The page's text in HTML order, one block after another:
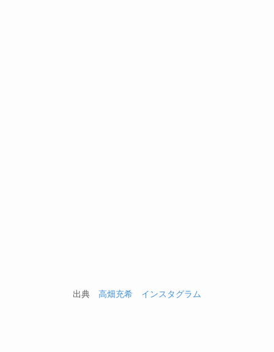
出典 高畑充希 インスタグラム